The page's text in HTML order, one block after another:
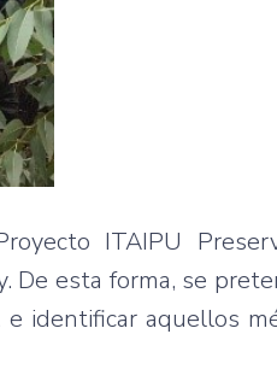
ITAIPU
De esta forma, se
identificar aquellos